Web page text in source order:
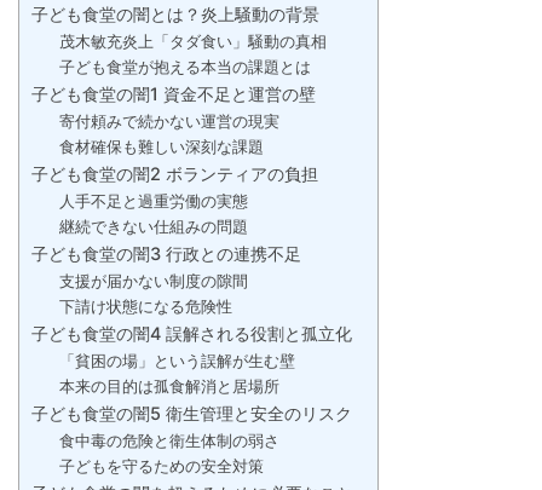
子ども食堂の闇とは？炎上騒動の背景
茂木敏充炎上「タダ食い」騒動の真相
子ども食堂が抱える本当の課題とは
子ども食堂の闇1 資金不足と運営の壁
寄付頼みで続かない運営の現実
食材確保も難しい深刻な課題
子ども食堂の闇2 ボランティアの負担
人手不足と過重労働の実態
継続できない仕組みの問題
子ども食堂の闇3 行政との連携不足
支援が届かない制度の隙間
下請け状態になる危険性
子ども食堂の闇4 誤解される役割と孤立化
「貧困の場」という誤解が生む壁
本来の目的は孤食解消と居場所
子ども食堂の闇5 衛生管理と安全のリスク
食中毒の危険と衛生体制の弱さ
子どもを守るための安全対策